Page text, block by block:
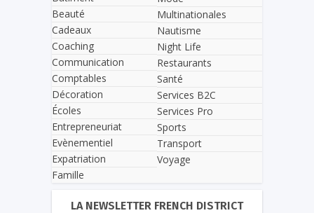
Beauté
Cadeaux
Coaching
Communication
Comptables
Décoration
Écoles
Entrepreneuriat
Evènementiel
Expatriation
Famille
Multinationales
Nautisme
Night Life
Restaurants
Santé
Services B2C
Services Pro
Sports
Transport
Voyage
LA NEWSLETTER FRENCH DISTRICT